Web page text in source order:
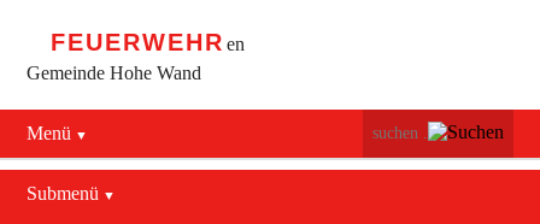
FEUERWEHR en
Gemeinde Hohe Wand
Menü
Navigation
überspringen
Submenü